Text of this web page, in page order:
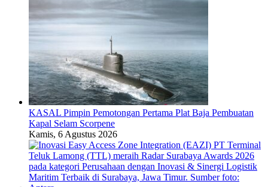
KASAL Pimpin Pemotongan Pertama Plat Baja Pembuatan
Kapal Selam Scorpene
Kamis, 6 Agustus 2026